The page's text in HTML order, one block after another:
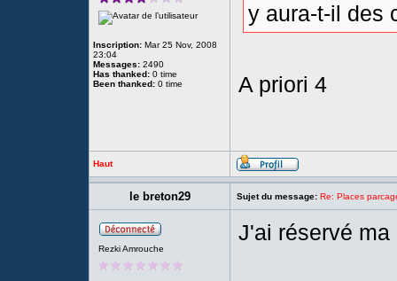
Inscription: Mar 25 Nov, 2008
23:04
Messages: 2490
Has thanked: 0 time
Been thanked: 0 time
y aura-t-il des
A priori 4
Haut
le breton29 Sujet du message: Re: Places
Rezki Amrouche
J'ai réservé